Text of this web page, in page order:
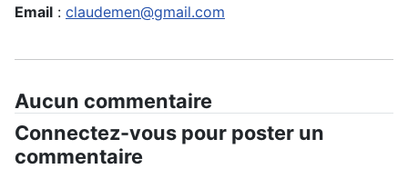
Email : claudemen@gmail.com
Aucun commentaire
Connectez-vous pour poster un
commentaire